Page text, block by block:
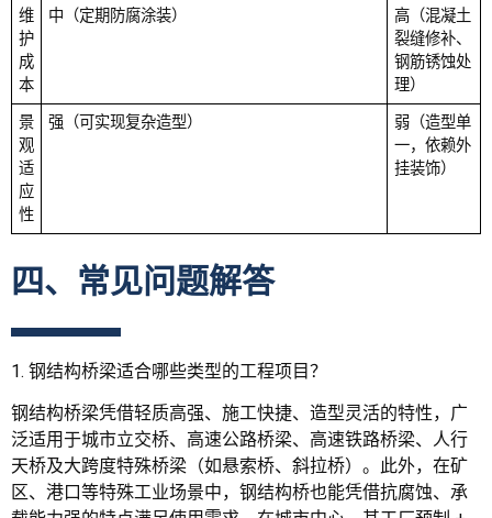
维
护
成
本
中（定期防腐涂装）
高（混凝土
裂缝修补、
钢筋锈蚀处
理）
景
观
适
应
性
强（可实现复杂造型）
弱（造型单
一，依赖外
挂装饰）
四、常见问题解答
1. 钢结构桥梁适合哪些类型的工程项目？
钢结构桥梁凭借轻质高强、施工快捷、造型灵活的特性，广
泛适用于城市立交桥、高速公路桥梁、高速铁路桥梁、人行
天桥及大跨度特殊桥梁（如悬索桥、斜拉桥）。此外，在矿
区、港口等特殊工业场景中，钢结构桥也能凭借抗腐蚀、承